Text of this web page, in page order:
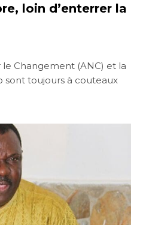
loin d’enterrer la
le Changement (ANC) et la
sont toujours à couteaux